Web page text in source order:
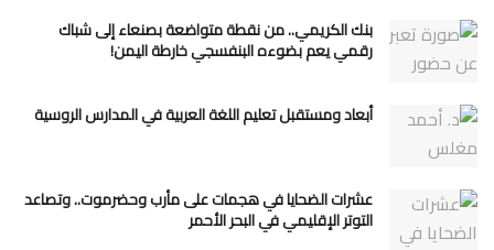
بنك الكريمي.. من نقطة متواضعة بصنعاء إلى شباك
رقمي يعم بضوءه البنفسجي خارطة اليمن!
أبعاد ومستقبل تعليم اللغة العربية في المدارس الروسية
عشرات الضحايا في هجمات على مأرب وحضرموت.. وتصاعد
التوتر الإقليمي في البحر الأحمر